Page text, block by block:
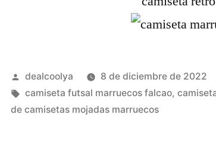
Publicado
por
dealcoolya 8 de diciembre de 2022
Etiquetas:
camiseta futsal marruecos falcao,
de camisetas mojadas marruecos